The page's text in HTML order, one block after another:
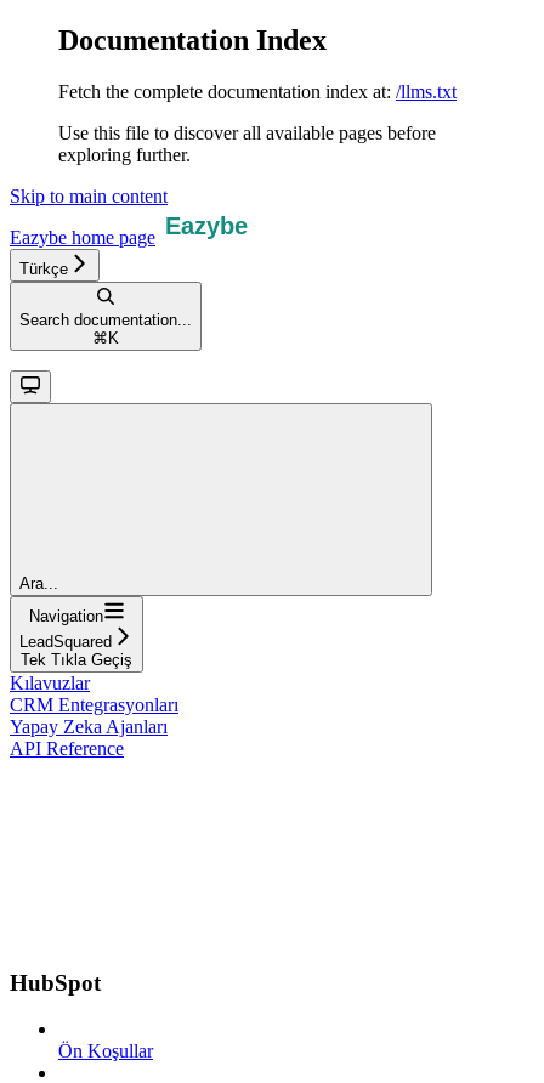
Documentation Index
Fetch the complete documentation index at: /llms.txt
Use this file to discover all available pages before
exploring further.
Skip to main content
Eazybe home page
Türkçe
Search documentation...
⌘ K
Ara...
Navigation
LeadSquared
Tek Tıkla Geçiş
Kılavuzlar
CRM Entegrasyonları
Yapay Zeka Ajanları
API Reference
HubSpot
Ön Koşullar